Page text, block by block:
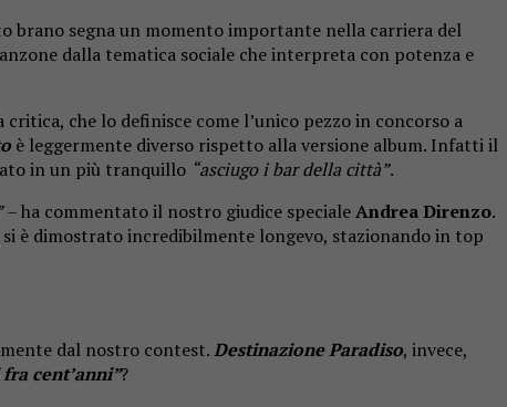
brano segna un momento importante nella carriera del
dalla tematica sociale che interpreta con potenza e
che lo definisce come l’unico pezzo in concorso a
è leggermente diverso rispetto alla versione album. Infatti il
in un più tranquillo “asciugo i bar della città”.
– ha commentato il nostro giudice specialeAndrea Direnzo.
è dimostrato incredibilmente longevo, stazionando in top
dal nostro contest.Destinazione Paradiso, invece,
cent’anni”?